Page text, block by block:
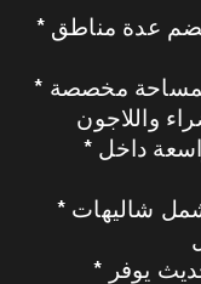
* تخطيط عمراني يضم عدة مناطق
* نسبة كبيرة من المساحة مخصصة
واللاجون
* بحيرات صناعية واسعة داخل
* وحدات متنوعة تشمل شاليهات
* تصميم معماري حديث يوفر